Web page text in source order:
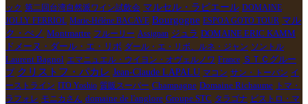
ック 第二回台湾自然派ワイン試飲会 マルセル・ラピエール DOMAINE
JOLLY FERRIOL Marie-Hélène BACAVE Bourgogne ESPOA GOTO TOUR マル
ク・ぺノ Montmartre フルーリー Assignan ジュラ DOMAINE ERIC KAMM
ドメーヌ・ダール・エ・リボ ダール・エ・リボ、ルネ・ジャン ソントル
Laurent Bagnol エマニュエル・ウイヨン・オヴェルノワ France ＳＴＣグルー
プ クリストフ・パカレ Jean-Claude LAPALU マコン サン・トーバン イ
ーストライン ITO Yoshio 質販スーパー Champagne Domaine Richaume トマ・
ラフォレ モニカさん domaine de l'anglore Groupe STC タラゴナ ビストロ・マ